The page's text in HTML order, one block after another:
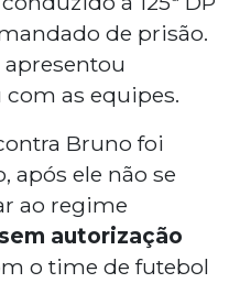
de prisão.
apresentou
as equipes.
Bruno foi
após ele não se
ao regime
autorização
o time de futebol